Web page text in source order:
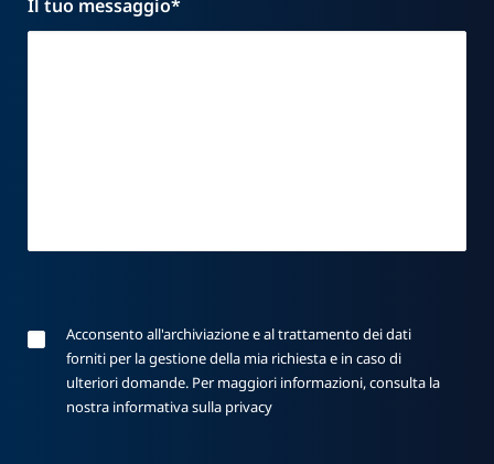
Il tuo messaggio*
Acconsento all'archiviazione e al trattamento dei dati
forniti per la gestione della mia richiesta e in caso di
ulteriori domande. Per maggiori informazioni, consulta la
nostra informativa sulla privacy